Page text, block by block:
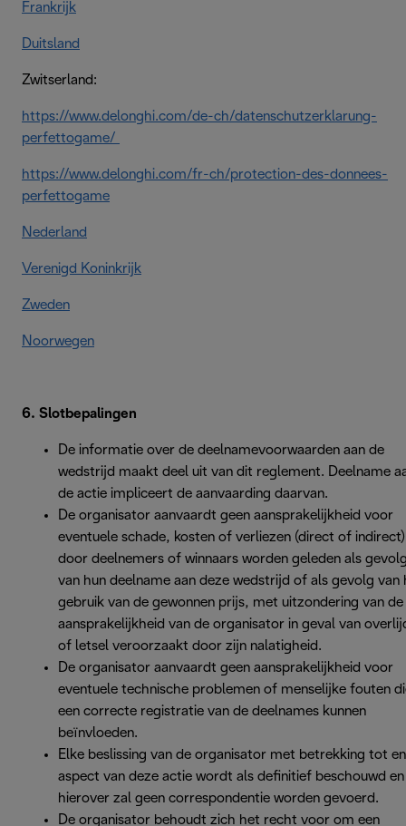
Frankrijk
Duitsland
Zwitserland:
https://www.delonghi.com/de-ch/datenschutzerklarung-
perfettogame/
https://www.delonghi.com/fr-ch/protection-des-donnees-
perfettogame
Nederland
Verenigd Koninkrijk
Zweden
Noorwegen
6. Slotbepalingen
De informatie over de deelnamevoorwaarden aan de
wedstrijd maakt deel uit van dit reglement. Deelname
de actie impliceert de aanvaarding daarvan.
De organisator aanvaardt geen aansprakelijkheid voor
eventuele schade, kosten of verliezen (direct of
door deelnemers of winnaars worden geleden als
van hun deelname aan deze wedstrijd of als gevolg van
gebruik van de gewonnen prijs, met uitzondering van de
aansprakelijkheid van de organisator in geval van
of letsel veroorzaakt door zijn nalatigheid.
De organisator aanvaardt geen aansprakelijkheid voor
eventuele technische problemen of menselijke fouten
een correcte registratie van de deelnames kunnen
beïnvloeden.
Elke beslissing van de organisator met betrekking tot
aspect van deze actie wordt als definitief beschouwd en
hierover zal geen correspondentie worden gevoerd.
De organisator behoudt zich het recht voor om een